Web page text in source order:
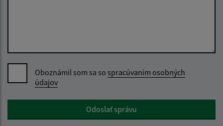
Oboznámil som sa so spracúvaním osobných
údajov
Google reCaptcha ResponseOdoslať správu